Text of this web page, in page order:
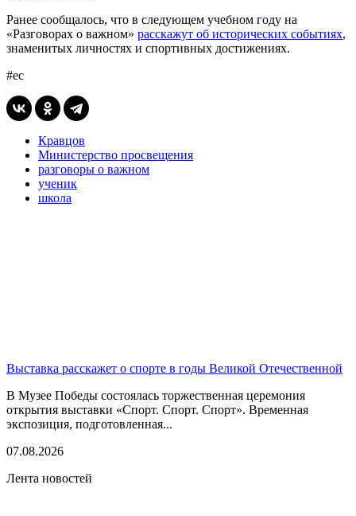
Ранее сообщалось, что в следующем учебном году на
«Разговорах о важном» расскажут об исторических событиях,
знаменитых личностях и спортивных достижениях.
#ес
Кравцов
Министерство просвещения
разговоры о важном
ученик
школа
Выставка расскажет о спорте в годы Великой Отечественной
В Музее Победы состоялась торжественная церемония
открытия выставки «Спорт. Спорт. Спорт». Временная
экспозиция, подготовленная...
07.08.2026
Лента новостей